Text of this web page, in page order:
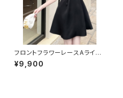
フロントフラワーレースAライン
ワンピース
¥9,900